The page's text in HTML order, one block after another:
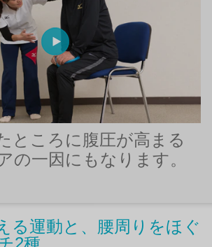
ところに腹圧が高まる
の一因にもなります。
る運動と、腰周りをほぐ
2種